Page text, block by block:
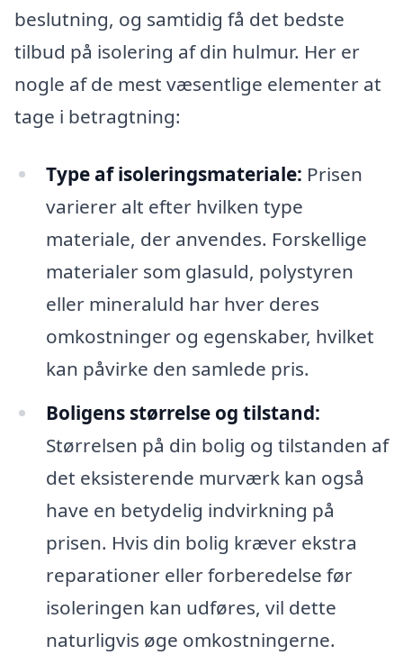
beslutning, og samtidig få det bedste
tilbud på isolering af din hulmur. Her er
nogle af de mest væsentlige elementer at
tage i betragtning:
Type af isoleringsmateriale: Prisen
varierer alt efter hvilken type
materiale, der anvendes. Forskellige
materialer som glasuld, polystyren
eller mineraluld har hver deres
omkostninger og egenskaber, hvilket
kan påvirke den samlede pris.
Boligens størrelse og tilstand:
Størrelsen på din bolig og tilstanden af
det eksisterende murværk kan også
have en betydelig indvirkning på
prisen. Hvis din bolig kræver ekstra
reparationer eller forberedelse før
isoleringen kan udføres, vil dette
naturligvis øge omkostningerne.